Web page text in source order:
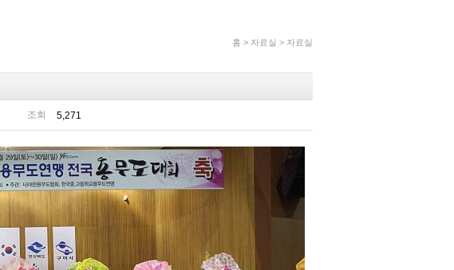
홈 > 자료실 > 자료실
조회 5,271